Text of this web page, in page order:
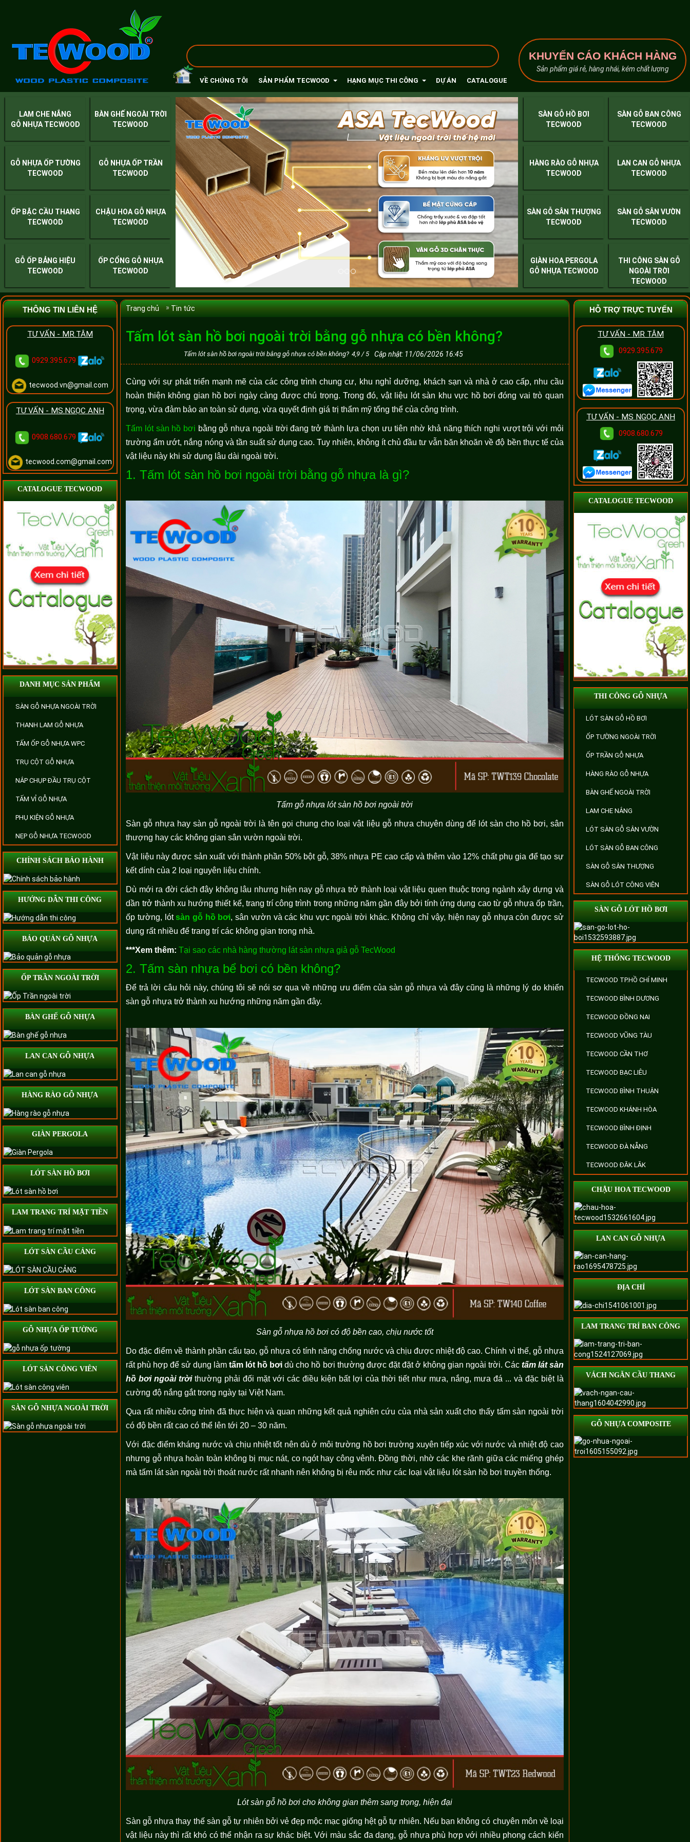
VỀ CHÚNG TÔI SẢN PHẨM TECWOOD HẠNG MỤC THI CÔNG DỰ ÁN CATALOGUE
KHUYẾN CÁO KHÁCH HÀNG
Sản phẩm giá rẻ, hàng nhái, kém chất lượng
LAM CHE NẮNG
GỖ NHỰA TECWOOD
BÀN GHẾ NGOÀI TRỜI
TECWOOD
GỖ NHỰA ỐP TƯỜNG
TECWOOD
GỖ NHỰA ỐP TRẦN
TECWOOD
ỐP BẬC CẦU THANG
TECWOOD
CHẬU HOA GỖ NHỰA
TECWOOD
GỖ ỐP BẢNG HIỆU
TECWOOD
ỐP CỔNG GỖ NHỰA
TECWOOD
SÀN GỖ HỒ BƠI
TECWOOD
SÀN GỖ BAN CÔNG
TECWOOD
HÀNG RÀO GỖ NHỰA
TECWOOD
LAN CAN GỖ NHỰA
TECWOOD
SÀN GỖ SÂN THƯỢNG
TECWOOD
SÀN GỖ SÂN VƯỜN
TECWOOD
GIÀN HOA PERGOLA
GỖ NHỰA TECWOOD
THI CÔNG SÀN GỖ
NGOÀI TRỜI
TECWOOD
THÔNG TIN LIÊN HỆ
TƯ VẤN - MR.TÂM
0929.395.679
tecwood.vn@gmail.com
TƯ VẤN - MS.NGỌC ANH
0908.680.679
tecwood.com@gmail.com
CATALOGUE TECWOOD
DANH MỤC SẢN PHẨM
SÀN GỖ NHỰA NGOÀI TRỜI
THANH LAM GỖ NHỰA
TẤM ỐP GỖ NHỰA WPC
TRỤ CỘT GỖ NHỰA
NẮP CHỤP ĐẦU TRỤ CỘT
TẤM VỈ GỖ NHỰA
PHỤ KIỆN GỖ NHỰA
NẸP GỖ NHỰA TECWOOD
CHÍNH SÁCH BẢO HÀNH
HƯỚNG DẪN THI CÔNG
BẢO QUẢN GỖ NHỰA
ỐP TRẦN NGOÀI TRỜI
BÀN GHẾ GỖ NHỰA
LAN CAN GỖ NHỰA
HÀNG RÀO GỖ NHỰA
GIÀN PERGOLA
LÓT SÀN HỒ BƠI
LAM TRANG TRÍ MẶT TIỀN
LÓT SÀN CẦU CẢNG
LÓT SÀN BAN CÔNG
GỖ NHỰA ỐP TƯỜNG
LÓT SÀN CÔNG VIÊN
SÀN GỖ NHỰA NGOÀI TRỜI
Trang chủ Tin tức
Tấm lót sàn hồ bơi ngoài trời bằng gỗ nhựa có bền không?
Tấm lót sàn hồ bơi ngoài trời bằng gỗ nhựa có bền không? 4,9 /5 Cập nhật: 11/06/2026 16:45
Cùng với sự phát triển mạnh mẽ của các công trình chung cư, khu nghỉ dưỡng, khách sạn và nhà ở cao cấp, nhu cầu
hoàn thiện không gian hồ bơi ngày càng được chú trọng. Trong đó, vật liệu lót sàn khu vực hồ bơi đóng vai trò quan
trọng, vừa đảm bảo an toàn sử dụng, vừa quyết định giá trị thẩm mỹ tổng thể của công trình.
Tấm lót sàn hồ bơi bằng gỗ nhựa ngoài trời đang trở thành lựa chọn ưu tiên nhờ khả năng thích nghi vượt trội với môi
trường ẩm ướt, nắng nóng và tần suất sử dụng cao. Tuy nhiên, không ít chủ đầu tư vẫn băn khoăn về độ bền thực tế của
vật liệu này khi sử dụng lâu dài ngoài trời.
1. Tấm lót sàn hồ bơi ngoài trời bằng gỗ nhựa là gì?
Tấm gỗ nhựa lót sàn hồ bơi ngoài trời
Sàn gỗ nhựa hay sàn gỗ ngoài trời là tên gọi chung cho loại vật liệu gỗ nhựa chuyên dùng để lót sàn cho hồ bơi, sân
thượng hay các không gian sân vườn ngoài trời.
Vật liệu này được sản xuất với thành phần 50% bột gỗ, 38% nhựa PE cao cấp và thêm vào 12% chất phụ gia để tạo sự
kết dính của 2 loại nguyên liệu chính.
Dù mới ra đời cách đây không lâu nhưng hiện nay gỗ nhựa trở thành loại vật liệu quen thuộc trong ngành xây dựng và
dần trở thành xu hướng thiết kế, trang trí công trình trong những năm gần đây bởi tính ứng dụng cao từ gỗ nhựa ốp trần,
ốp tường, lótsàn gỗ hồ bơi, sân vườn và các khu vực ngoài trời khác. Không chỉ vậy, hiện nay gỗ nhựa còn được sử
dụng rất nhiều để trang trí các không gian trong nhà.
***Xem thêm: Tại sao các nhà hàng thường lát sàn nhựa giả gỗ TecWood
2. Tấm sàn nhựa bể bơi có bền không?
Để trả lời câu hỏi này, chúng tôi sẽ nói sơ qua về những ưu điểm của sàn gỗ nhựa và đây cũng là những lý do khiến
sàn gỗ nhựa trở thành xu hướng những năm gần đây.
Sàn gỗ nhựa hồ bơi có độ bền cao, chịu nước tốt
Do đặc điểm về thành phần cấu tạo, gỗ nhựa có tính năng chống nước và chịu được nhiệt độ cao. Chính vì thế, gỗ nhựa
rất phù hợp để sử dụng làmtấm lót hồ bơi dù cho hồ bơi thường được đặt đặt ở không gian ngoài trời. Các tấm lát sàn
hồ bơi ngoài trờithường phải đối mặt với các điều kiện bất lợi của thời tiết như mưa, nắng, mưa đá ... và đặc biệt là
cường độ nắng gắt trong ngày tại Việt Nam.
Qua rất nhiều công trình đã thực hiện và quan những kết quả nghiên cứu của nhà sản xuất cho thấy tấm sàn ngoài trời
có độ bền rất cao có thể lên tới 20 – 30 năm.
Với đặc điểm kháng nước và chịu nhiệt tốt nên dù ở môi trường hồ bơi trường xuyên tiếp xúc với nước và nhiệt độ cao
nhưng gỗ nhựa hoàn toàn không bị mục nát, co ngót hay công vênh. Đồng thời, nhờ các khe rãnh giữa các miếng ghép
mà tấm lát sàn ngoài trời thoát nước rất nhanh nên không bị rêu mốc như các loại vật liệu lót sàn hồ bơi truyền thống.
Lót sàn gỗ hồ bơi cho không gian thêm sang trọng, hiện đại
Sàn gỗ nhựa thay thế sàn gỗ tự nhiên bởi vẻ đẹp mộc mạc giống hệt gỗ tự nhiên. Nếu bạn không có chuyên môn về loại
vật liệu này thì rất khó có thể nhận ra sự khác biệt. Với màu sắc đa dạng, gỗ nhựa phù hợp với nhiều phong cách kiến
HỖ TRỢ TRỰC TUYẾN
TƯ VẤN - MR TÂM
0929.395.679
TƯ VẤN - MS NGỌC ANH
0908.680.679
CATALOGUE TECWOOD
THI CÔNG GỖ NHỰA
LÓT SÀN GỖ HỒ BƠI
ỐP TƯỜNG NGOÀI TRỜI
ỐP TRẦN GỖ NHỰA
HÀNG RÀO GỖ NHỰA
BÀN GHẾ NGOÀI TRỜI
LAM CHE NẮNG
LÓT SÀN GỖ SÂN VƯỜN
LÓT SÀN GỖ BAN CÔNG
SÀN GỖ SÂN THƯỢNG
SÀN GỖ LÓT CÔNG VIÊN
SÀN GỖ LÓT HỒ BƠI
HỆ THỐNG TECWOOD
TECWOOD TP.HỒ CHÍ MINH
TECWOOD BÌNH DƯƠNG
TECWOOD ĐỒNG NAI
TECWOOD VŨNG TÀU
TECWOOD CẦN THƠ
TECWOOD BẠC LIÊU
TECWOOD BÌNH THUẬN
TECWOOD KHÁNH HÒA
TECWOOD BÌNH ĐỊNH
TECWOOD ĐÀ NẴNG
TECWOOD ĐĂK LĂK
CHẬU HOA TECWOOD
LAN CAN GỖ NHỰA
ĐỊA CHỈ
LAM TRANG TRÍ BAN CÔNG
VÁCH NGĂN CẦU THANG
GỖ NHỰA COMPOSITE